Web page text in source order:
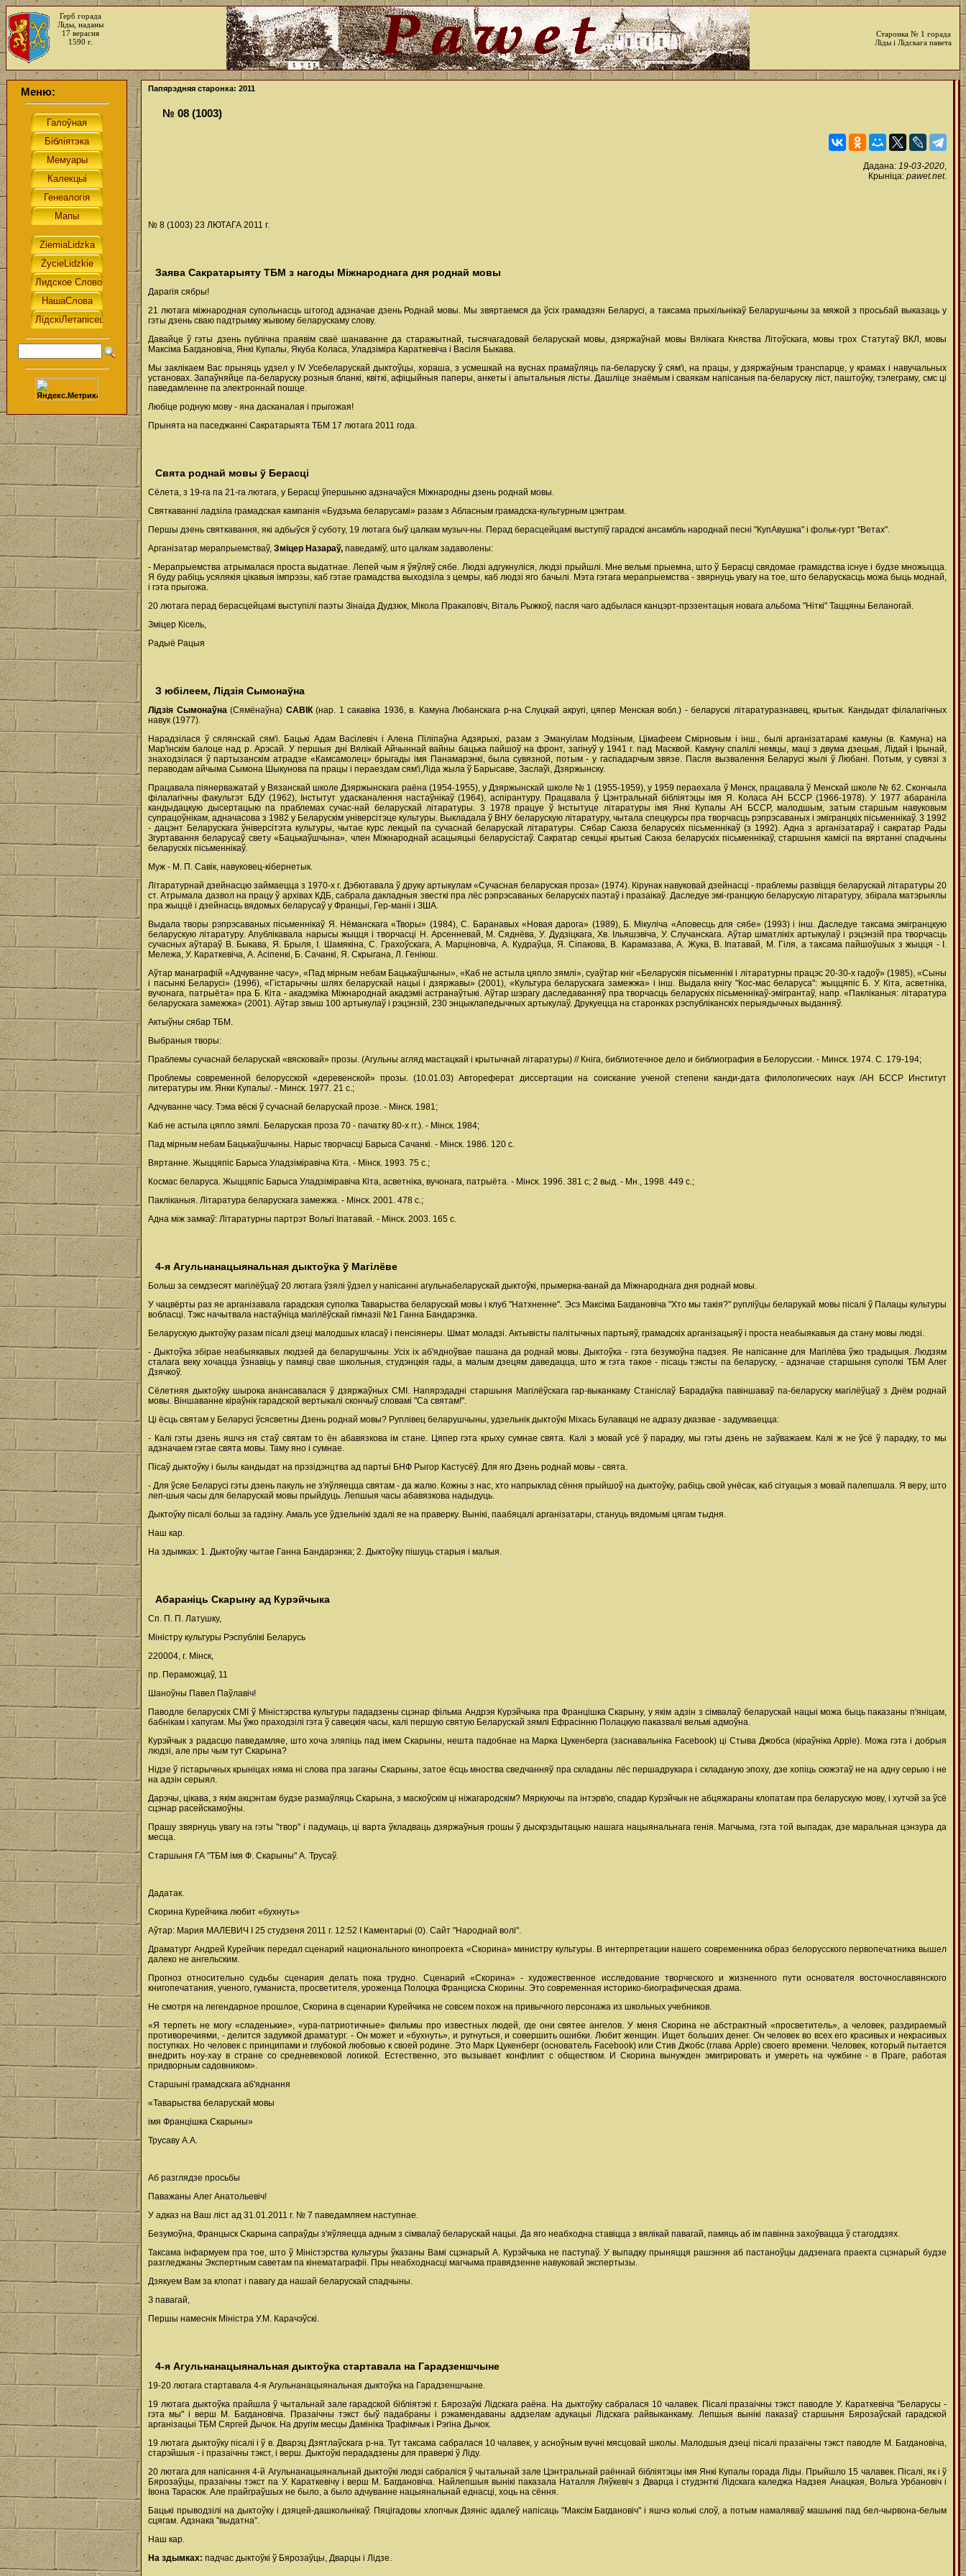
Герб горада
Ліды, наданы
17 верасня
1590 г.
Старонка № 1 горада
Ліды і Лідскага павета
Меню: Папярэдняя старонка: 2011
№ 08 (1003)
Дадана: 19-03-2020,
Крыніца: pawet.net.
№ 8 (1003) 23 ЛЮТАГА 2011 г.
Заява Сакратарыяту ТБМ з нагоды Міжнароднага дня роднай мовы
Дарагія сябры!
21 лютага міжнародная супольнасць штогод адзначае дзень Роднай мовы. Мы звяртаемся да ўсіх грамадзян Беларусі, а таксама прыхільнікаў Беларушчыны за мяжой з просьбай выказаць у
гэты дзень сваю падтрымку жывому беларускаму слову.
Давайце ў гэты дзень публічна праявім сваё шанаванне да старажытнай, тысячагадовай беларускай мовы, дзяржаўнай мовы Вялікага Княства Літоўскага, мовы трох Статутаў ВКЛ, мовы
Максіма Багдановіча, Янкі Купалы, Якуба Коласа, Уладзіміра Караткевіча і Васіля Быкава.
Мы заклікаем Вас прыняць удзел у IV Усебеларускай дыктоўцы, хораша, з усмешкай на вуснах прамаўляць па-беларуску ў сям'і, на працы, у дзяржаўным транспарце, у крамах і навучальных
установах. Запаўняйце па-беларуску розныя бланкі, квіткі, афіцыйныя паперы, анкеты і апытальныя лісты. Дашліце знаёмым і сваякам напісаныя па-беларуску ліст, паштоўку, тэлеграму, смс ці
паведамленне па электроннай пошце.
Любіце родную мову - яна дасканалая і прыгожая!
Прынята на паседжанні Сакратарыята ТБМ 17 лютага 2011 года.
Свята роднай мовы ў Берасці
Сёлета, з 19-га па 21-га лютага, у Берасці ўпершыню адзначаўся Міжнародны дзень роднай мовы.
Святкаванні ладзіла грамадская кампанія «Будзьма беларусамі» разам з Абласным грамадска-культурным цэнтрам.
Першы дзень святкавання, які адбыўся ў суботу, 19 лютага быў цалкам музыч-ны. Перад берасцейцамі выступіў гарадскі ансамбль народнай песні "КупАвушка" і фольк-гурт "Ветах".
Арганізатар мерапрыемстваў, Зміцер Назараў, паведаміў, што цалкам задаволены:
- Мерапрыемства атрымалася проста выдатнае. Лепей чым я ўяўляў сябе. Людзі адгукнуліся, людзі прыйшлі. Мне вельмі прыемна, што ў Берасці свядомае грамадства існуе і будзе множыцца.
Я буду рабіць усялякія цікавыя імпрэзы, каб гэтае грамадства выходзіла з цемры, каб людзі яго бачылі. Мэта гэтага мерапрыемства - звярнуць увагу на тое, што беларускасць можа быць моднай,
і гэта прыгожа.
20 лютага перад берасцейцамі выступілі паэты Зінаіда Дудзюк, Мікола Пракаповіч, Віталь Рыжкоў, пасля чаго адбылася канцэрт-прэзентацыя новага альбома "Ніткі" Таццяны Беланогай.
Зміцер Кісель,
Радыё Рацыя
З юбілеем, Лідзія Сымонаўна
Лідзія Сымонаўна(Сямёнаўна) САВІК(нар. 1 сакавіка 1936, в. Камуна Любанскага р-на Слуцкай акругі, цяпер Менская вобл.) - беларускі літаратуразнавец, крытык. Кандыдат філалагічных
навук (1977).
Нарадзілася ў сялянскай сям'і. Бацькі Адам Васілевіч і Алена Піліпаўна Адзярыхі, разам з Эмануілам Модзіным, Цімафеем Смірновым і інш., былі арганізатарамі камуны (в. Камуна) на
Мар'інскім балоце над р. Арэсай. У першыя дні Вялікай Айчыннай вайны бацька пайшоў на фронт, загінуў у 1941 г. пад Масквой. Камуну спалілі немцы, маці з двума дзецьмі, Лідай і Ірынай,
знаходзілася ў партызанскім атрадзе «Камсамолец» брыгады імя Панамарэнкі, была сувязной, потым - у гаспадарчым звязе. Пасля вызвалення Беларусі жылі ў Любані. Потым, у сувязі з
пераводам айчыма Сымона Шыкунова па працы і пераездам сям'і,Ліда жыла ў Барысаве, Заслаўі, Дзяржынску.
Працавала піянерважатай у Вязанскай школе Дзяржынскага раёна (1954-1955), у Дзяржынскай школе № 1 (1955-1959), у 1959 пераехала ў Менск, працавала ў Менскай школе № 62. Скончыла
філалагічны факультэт БДУ (1962), Інстытут удасканалення настаўнікаў (1964), аспірантуру. Працавала ў Цэнтральнай бібліятэцы імя Я. Коласа АН БССР (1966-1978). У 1977 абараніла
кандыдацкую дысертацыю па праблемах сучас-най беларускай літаратуры. 3 1978 працуе ў Інстытуце літаратуры імя Янкі Купалы АН БССР, малодшым, затым старшым навуковым
супрацоўнікам, адначасова з 1982 у Беларускім універсітэце культуры. Выкладала ў ВНУ беларускую літаратуру, чытала спецкурсы пра творчасць рэпрэсаваных і эмігранцкіх пісьменнікаў. 3 1992
- дацэнт Беларускага ўніверсітэта культуры, чытае курс лекцый па сучаснай беларускай літаратуры. Сябар Саюза беларускіх пісьменнікаў (з 1992). Адна з арганізатараў і сакратар Рады
Згуртавання беларусаў свету «Бацькаўшчына», член Міжнароднай асацыяцыі беларусістаў. Сакратар секцыі крытыкі Саюза беларускіх пісьменнікаў, старшыня камісіі па вяртанні спадчыны
беларускіх пісьменнікаў.
Муж - М. П. Савік, навуковец-кібернетык.
Літаратурнай дзейнасцю займаецца з 1970-х г. Дэбютавала ў друку артыкулам «Сучасная беларуская проза» (1974). Кірунак навуковай дзейнасці - праблемы развіцця беларускай літаратуры 20
ст. Атрымала дазвол на працу ў архівах КДБ, сабрала дакладныя звесткі пра лёс рэпрэсаваных беларускіх паэтаў і празаікаў. Даследуе эмі-гранцкую беларускую літаратуру, збірала матэрыялы
пра жыццё і дзейнасць вядомых беларусаў у Францыі, Гер-маніі і ЗША.
Выдала творы рэпрэсаваных пісьменнікаў Я. Нёманскага «Творы» (1984), С. Баранавых «Новая дарога» (1989), Б. Мікуліча «Аповесць для сябе» (1993) і інш. Даследуе таксама эмігранцкую
беларускую літаратуру. Апублікавала нарысы жыцця і творчасці Н. Арсенневай, М. Сяднёва, У. Дудзіцкага, Хв. Ільяшэвіча, У. Случанскага. Аўтар шматлікіх артыкулаў і рэцэнзій пра творчасць
сучасных аўтараў В. Быкава, Я. Брыля, І. Шамякіна, С. Грахоўскага, А. Марціновіча, А. Кудраўца, Я. Сіпакова, В. Карамазава, А. Жука, В. Іпатавай, М. Гіля, а таксама пайшоўшых з жыцця - І.
Мележа, У. Караткевіча, А. Асіпенкі, Б. Сачанкі, Я. Скрыгана, Л. Геніюш.
Аўтар манаграфій «Адчуванне часу», «Пад мірным небам Бацькаўшчыны», «Каб не астыла цяпло зямлі», суаўтар кніг «Беларускія пісьменнікі і літаратурны працэс 20-30-х гадоў» (1985), «Сыны
і пасынкі Беларусі» (1996), «Гістарычны шлях беларускай нацыі і дзяржавы» (2001), «Культура беларускага замежжа» і інш. Выдала кнігу "Кос-мас беларуса": жыццяпіс Б. У. Кіта, асветніка,
вучонага, патрыёта» пра Б. Кіта - акадэміка Міжнароднай акадэміі астранаўтыкі. Аўтар шэрагу даследаванняў пра творчасць беларускіх пісьменнікаў-эмігрантаў, напр. «Пакліканыя: літаратура
беларускага замежжа» (2001). Аўтар звыш 100 артыкулаў і рэцэнзій, 230 энцыклапедычных артыкулаў. Друкуецца на старонках рэспубліканскіх перыядычных выданняў.
Актыўны сябар ТБМ.
Выбраныя творы:
Праблемы сучаснай беларускай «вясковай» прозы. (Агульны агляд мастацкай і крытычнай літаратуры) // Кніга, библиотечное дело и библиография в Белоруссии. - Минск. 1974. С. 179-194;
Проблемы современной белорусской «деревенской» прозы. (10.01.03) Автореферат диссертации на соискание ученой степени канди-дата филологических наук /АН БССР Институт
литературы им. Янки Купалы/. - Минск. 1977. 21 с.;
Адчуванне часу. Тэма вёскі ў сучаснай беларускай прозе. - Мінск. 1981;
Каб не астыла цяпло зямлі. Беларуская проза 70 - пачатку 80-х гг.). - Мінск. 1984;
Пад мірным небам Бацькаўшчыны. Нарыс творчасці Барыса Сачанкі. - Мінск. 1986. 120 с.
Вяртанне. Жыццяпіс Барыса Уладзіміравіча Кіта. - Мінск. 1993. 75 с.;
Космас беларуса. Жыццяпіс Барыса Уладзіміравіча Кіта, асветніка, вучонага, патрыёта. - Мінск. 1996. 381 с; 2 выд. - Мн., 1998. 449 с.;
Пакліканыя. Літаратура беларускага замежжа. - Мінск. 2001. 478 с.;
Адна між замкаў: Літаратурны партрэт Вольгі Іпатавай. - Мінск. 2003. 165 с.
4-я Агульнанацыянальная дыктоўка ў Магілёве
Больш за семдзесят магілёўцаў 20 лютага ўзялі ўдзел у напісанні агульнабеларускай дыктоўкі, прымерка-ванай да Міжнароднага дня роднай мовы.
У чацвёрты раз яе арганізавала гарадская суполка Таварыства беларускай мовы і клуб "Натхненне". Эсэ Максіма Багдановіча "Хто мы такія?" рупліўцы беларукай мовы пісалі ў Палацы культуры
вобласці. Тэкс начытвала настаўніца магілёўскай гімназіі №1 Ганна Бандарэнка.
Беларускую дыктоўку разам пісалі дзеці малодшых класаў і пенсіянеры. Шмат моладзі. Актывісты палітычных партыяў, грамадскіх арганізацыяў і проста неабыякавыя да стану мовы людзі.
- Дыктоўка збірае неабыякавых людзей да беларушчыны. Усіх іх аб'ядноўвае пашана да роднай мовы. Дыктоўка - гэта безумоўна падзея. Яе напісанне для Магілёва ўжо традыцыя. Людзям
сталага веку хочацца ўзнавіць у памяці свае школьныя, студэнцкія гады, а малым дзецям даведацца, што ж гэта такое - пісаць тэксты па беларуску, - адзначае старшыня суполкі ТБМ Алег
Дзячкоў.
Сёлетняя дыктоўку шырока анансавалася ў дзяржаўных СМІ. Напярэдадні старшыня Магілёўскага гар-выканкаму Станіслаў Барадаўка павіншаваў па-беларуску магілёўцаў з Днём роднай
мовы. Віншаванне кіраўнік гарадской вертыкалі скончыў словамі "Са святам!".
Ці ёсць святам у Беларусі ўсясветны Дзень роднай мовы? Руплівец беларушчыны, удзельнік дыктоўкі Міхась Булавацкі не адразу дказвае - задумваецца:
- Калі гэты дзень яшчэ ня стаў святам то ён абавязкова ім стане. Цяпер гэта крыху сумнае свята. Калі з мовай усё ў парадку, мы гэты дзень не заўважаем. Калі ж не ўсё ў парадку, то мы
адзначаем гэтае свята мовы. Таму яно і сумнае.
Пісаў дыктоўку і былы кандыдат на прэзідэнцтва ад партыі БНФ Рыгор Кастусёў. Для яго Дзень роднай мовы - свята.
- Для ўсяе Беларусі гэты дзень пакуль не з'яўляецца святам - да жалю. Кожны з нас, хто напрыклад сёння прыйшоў на дыктоўку, рабіць свой унёсак, каб сітуацыя з мовай палепшала. Я веру, што
леп-шыя часы для беларускай мовы прыйдуць. Лепшыя часы абавязкова надыдуць.
Дыктоўку пісалі больш за гадзіну. Амаль усе ўдзельнікі здалі яе на праверку. Вынікі, паабяцалі арганізатары, стануць вядомымі цягам тыдня.
Наш кар.
На здымках: 1. Дыктоўку чытае Ганна Бандарэнка; 2. Дыктоўку пішуць старыя і малыя.
Абараніць Скарыну ад Курэйчыка
Сп. П. П. Латушку,
Міністру культуры Рэспублікі Беларусь
220004, г. Мінск,
пр. Пераможцаў, 11
Шаноўны Павел Паўлавіч!
Паводле беларускіх СМІ ў Міністэрства культуры пададзены сцэнар фільма Андрэя Курэйчыка пра Францішка Скарыну, у якім адзін з сімвалаў беларускай нацыі можа быць паказаны п'яніцам,
бабнікам і хапугам. Мы ўжо праходзілі гэта ў савецкія часы, калі першую святую Беларускай зямлі Ефрасінню Полацкую паказвалі вельмі адмоўна.
Курэйчык з радасцю паведамляе, што хоча зляпіць пад імем Скарыны, нешта падобнае на Марка Цукенберга (заснавальніка Facebook) ці Стыва Джобса (кіраўніка Аррlе). Можа гэта і добрыя
людзі, але пры чым тут Скарына?
Нідзе ў гістарычных крыніцах няма ні слова пра заганы Скарыны, затое ёсць мноства сведчанняў пра складаны лёс першадрукара і складаную эпоху, дзе хопіць сюжэтаў не на адну серыю і не
на адзін серыял.
Дарэчы, цікава, з якім акцэнтам будзе размаўляць Скарына, з маскоўскім ці ніжагародскім? Мяркуючы па інтэрв'ю, спадар Курэйчык не абцяжараны клопатам пра беларускую мову, і хутчэй за ўсё
сцэнар расейскамоўны.
Прашу звярнуць увагу на гэты "твор" і падумаць, ці варта ўкладваць дзяржаўныя грошы ў дыскрэдытацыю нашага нацыянальнага генія. Магчыма, гэта той выпадак, дзе маральная цэнзура да
месца.
Старшыня ГА "ТБМ імя Ф. Скарыны" А. Трусаў.
Дадатак.
Скорина Курейчика любит «бухнуть»
Аўтар: Мария МАЛЕВИЧ I 25 студзеня 2011 г. 12:52 I Каментарыі (0). Сайт "Народнай волі".
Драматург Андрей Курейчик передал сценарий национального кинопроекта «Скорина» министру культуры. В интерпретации нашего современника образ белорусского первопечатника вышел
далеко не ангельским.
Прогноз относительно судьбы сценария делать пока трудно. Сценарий «Скорина» - художественное исследование творческого и жизненного пути основателя восточнославянского
книгопечатания, ученого, гуманиста, просветителя, уроженца Полоцка Франциска Скорины. Это современная историко-биографическая драма.
Не смотря на легендарное прошлое, Скорина в сценарии Курейчика не совсем похож на привычного персонажа из школьных учебников.
«Я терпеть не могу «сладенькие», «ура-патриотичные» фильмы про известных людей, где они святее ангелов. У меня Скорина не абстрактный «просветитель», а человек, раздираемый
противоречиями, - делится задумкой драматург. - Он может и «бухнуть», и ругнуться, и совершить ошибки. Любит женщин. Ищет больших денег. Он человек во всех его красивых и некрасивых
поступках. Но человек с принципами и глубокой любовью к своей родине. Это Марк Цукенберг (основатель Facebook) или Стив Джобс (глава Apple) своего времени. Человек, который пытается
внедрить ноу-хау в стране со средневековой логикой. Естественно, это вызывает конфликт с обществом. И Скорина вынужден эмигрировать и умереть на чужбине - в Праге, работая
придворным садовником».
Старшыні грамадскага аб'яднання
«Таварыства беларускай мовы
імя Францішка Скарыны»
Трусаву А.А.
Аб разглядзе просьбы
Паважаны Алег Анатольевіч!
У адказ на Ваш ліст ад 31.01.2011 г. № 7 паведамляем наступнае.
Безумоўна, Францыск Скарына сапраўды з'яўляецца адным з сімвалаў беларускай нацыі. Да яго неабходна ставіцца з вялікай павагай, памяць аб ім павінна захоўвацца ў стагоддзях.
Таксама інфармуем пра тое, што ў Міністэрства культуры ўказаны Вамі сцэнарый А. Курэйчыка не паступаў. У выпадку прыняцця рашэння аб пастаноўцы дадзенага праекта сцэнарый будзе
разгледжаны Экспертным саветам па кінематаграфіі. Пры неабходнасці магчыма правядзенне навуковай экспертызы.
Дзякуем Вам за клопат і павагу да нашай беларускай спадчыны.
З павагай,
Першы намеснік Міністра У.М. Карачэўскі.
4-я Агульнанацыянальная дыктоўка стартавала на Гарадзеншчыне
19-20 лютага стартавала 4-я Агульнанацыянальная дыктоўка на Гарадзеншчыне.
19 лютага дыктоўка прайшла ў чытальнай зале гарадской бібліятэкі г. Бярозаўкі Лідскага раёна. На дыктоўку сабралася 10 чалавек. Пісалі празаічны тэкст паводле У. Караткевіча "Беларусы -
гэта мы" і верш М. Багдановіча. Празаічны тэкст быў падабраны і рэкамендаваны аддзелам адукацыі Лідскага райвыканкаму. Лепшыя вынікі паказаў старшыня Бярозаўскай гарадской
арганізацыі ТБМ Сяргей Дычок. На другім месцы Дамініка Трафімчык і Рэгіна Дычок.
19 лютага дыктоўку пісалі і ў в. Дварэц Дзятлаўскага р-на. Тут таксама сабралася 10 чалавек, у асноўным вучні мясцовай школы. Малодшыя дзеці пісалі празаічны тэкст паводле М. Багдановіча,
старэйшыя - і празаічны тэкст, і верш. Дыктоўкі перададзены для праверкі ў Ліду.
20 лютага для напісання 4-й Агульнанацыянальнай дыктоўкі людзі сабраліся ў чытальнай зале Цэнтральнай раённай бібліятэцы імя Янкі Купалы горада Ліды. Прыйшло 15 чалавек. Пісалі, як і ў
Бярозаўцы, празаічны тэкст па У. Караткевічу і верш М. Багдановіча. Найлепшыя вынікі паказала Наталля Ляўкевіч з Дварца і студэнткі Лідскага каледжа Надзея Анацкая, Вольга Урбановіч і
Івона Тарасюк. Але прайграўшых не было, а было адчуванне нацыянальнай еднасці, хоць на сёння.
Бацькі прыводзілі на дыктоўку і дзяцей-дашкольнікаў. Пяцігадовы хлопчык Дзяніс адалеў напісаць "Максім Багдановіч" і яшчэ колькі слоў, а потым намаляваў машынкі пад бел-чырвона-белым
сцягам. Адзнака "выдатна".
Наш кар.
На здымках: падчас дыктоўкі ў Бярозаўцы, Дварцы і Лідзе.